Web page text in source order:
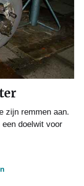
zijn remmen aan.
doelwit voor